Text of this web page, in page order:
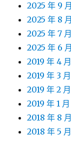
2025 年 9 月
2025 年 8 月
2025 年 7 月
2025 年 6 月
2019 年 4 月
2019 年 3 月
2019 年 2 月
2019 年 1 月
2018 年 8 月
2018 年 5 月